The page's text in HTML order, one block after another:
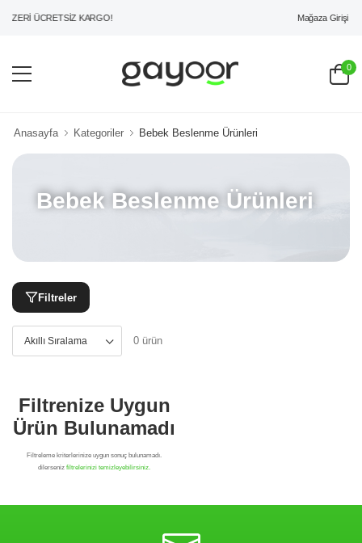
ÜCRETSİZ KARGO! Mağaza Girişi
0
Anasayfa Kategoriler Bebek Beslenme Ürünleri
Bebek Beslenme Ürünleri
Filtreler
0 ürün